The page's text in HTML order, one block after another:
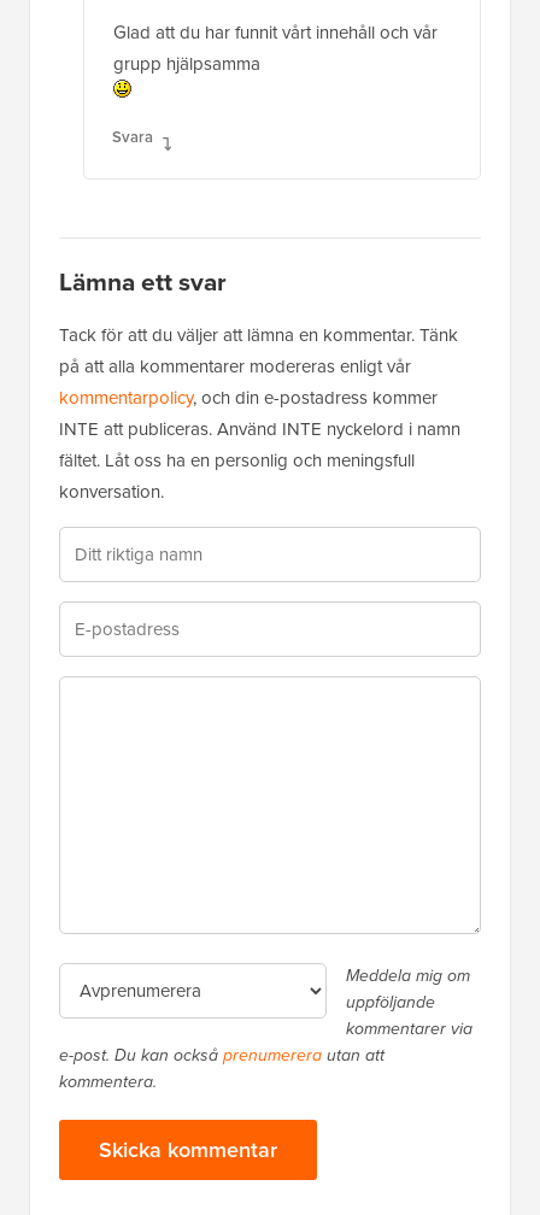
Glad att du har funnit vårt innehåll och vår
grupp hjälpsamma
Svara
Lämna ett svar
Tack för att du väljer att lämna en kommentar. Tänk
på att alla kommentarer modereras enligt vår
kommentarpolicy, och din e-postadress kommer
INTE att publiceras. Använd INTE nyckelord i namn
fältet. Låt oss ha en personlig och meningsfull
konversation.
Meddela mig om
uppföljande
kommentarer via
e-post. Du kan ocksåprenumererautan att
kommentera.